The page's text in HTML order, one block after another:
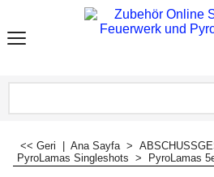
<< Geri Ana Sayfa >
PyroLamas Singleshots > PyroLamas